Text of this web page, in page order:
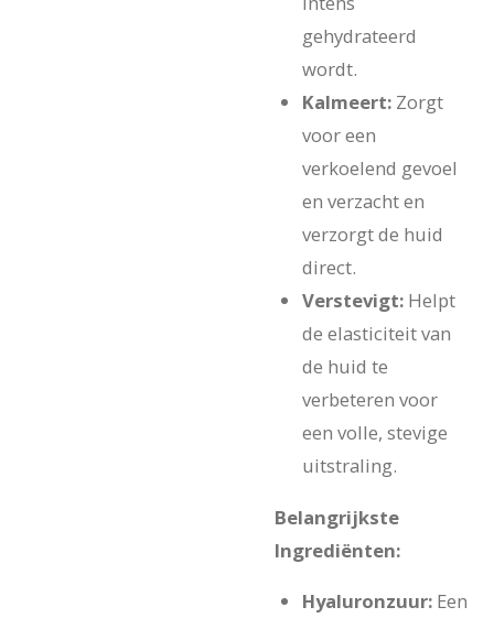
gehydrateerd
wordt.
Kalmeert: Zorgt
voor een
verkoelend gevoel
en verzacht en
verzorgt de huid
direct.
Verstevigt: Helpt
de elasticiteit van
de huid te
verbeteren voor
een volle, stevige
uitstraling.
Belangrijkste
Ingrediënten:
Hyaluronzuur: Een